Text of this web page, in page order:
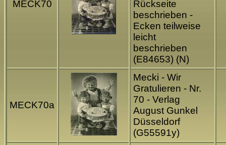
MECK70
Rückseite
beschrieben -
Ecken teilweise
leicht
beschrieben
(E84653) (N)
MECK70a
Mecki - Wir
Gratulieren - Nr.
70 - Verlag
August Gunkel
Düsseldorf
(G55591y)